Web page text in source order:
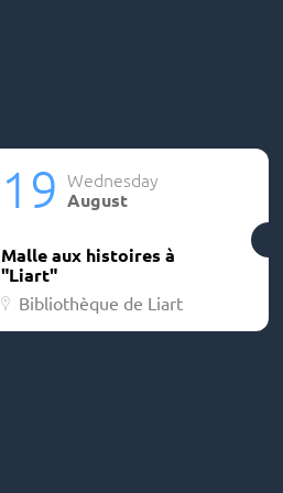
Malle aux histoires à
"Liart"
Bibliothèque de Liart
Wednesday
19 August